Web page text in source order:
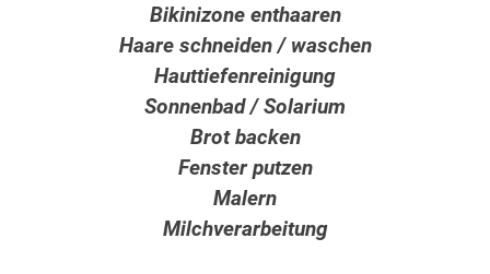
Bikinizone enthaaren
Haare schneiden / waschen
Hauttiefenreinigung
Sonnenbad / Solarium
Brot backen
Fenster putzen
Malern
Milchverarbeitung